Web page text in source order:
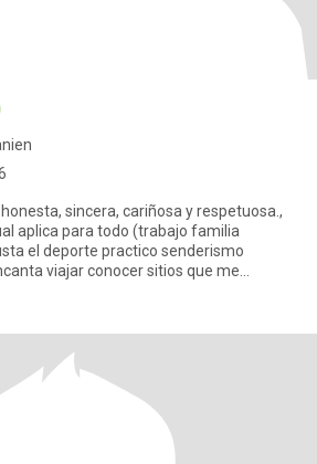
sincera, cariñosa y respetuosa.,
aplica para todo (trabajo familia
el deporte practico senderismo
viajar conocer sitios que me